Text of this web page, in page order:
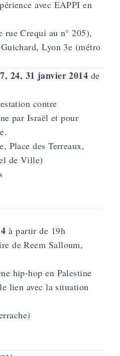
avec EAPPI en
rue Crequi au n° 205),
Lyon 3e (métro
24, 31 janvier 2014 de
contre
par Israël et pour
Place des Terreaux,
de Ville)
à partir de 19h
de Reem Salloum,
hip-hop en Palestine
lien avec la situation